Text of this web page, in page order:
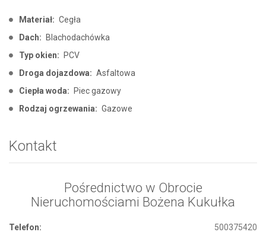
Materiał: Cegła
Dach: Blachodachówka
Typ okien: PCV
Droga dojazdowa: Asfaltowa
Ciepła woda: Piec gazowy
Rodzaj ogrzewania: Gazowe
Kontakt
Pośrednictwo w Obrocie
Nieruchomościami Bożena Kukułka
Telefon:
500375420